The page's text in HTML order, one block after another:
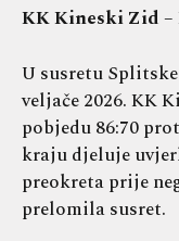
KK Kineski Zid –
U susretu
veljače 2026. KK
pobjedu 86:70
kraju djeluje
preokreta prije
prelomila susret.